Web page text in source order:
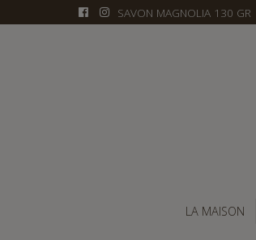
SAVON MAGNOLIA 130 GR
LA MAISON